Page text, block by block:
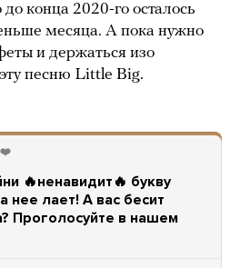
конца 2020-го осталось
месяца. А пока нужно
и держаться изо
песню Little Big.
🔥ненавидит🔥 букву
нее лает! А вас бесит
Проголосуйте в нашем